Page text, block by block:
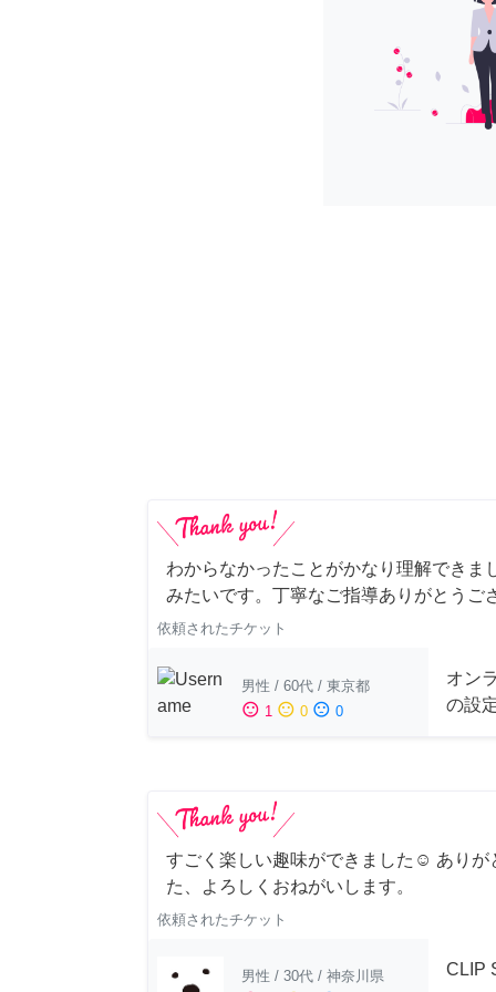
わからなかったことがかなり理解できま
みたいです。丁寧なご指導ありがとうご
依頼されたチケット
男性 / 60代 / 東京都
sentiment_satisfied 1 sentiment_neutral 0 sentiment_dissatisfied 0
オン
の設
すごく楽しい趣味ができました☺︎ ありが
た、よろしくおねがいします。
依頼されたチケット
男性 / 30代 / 神奈川県 CLIP